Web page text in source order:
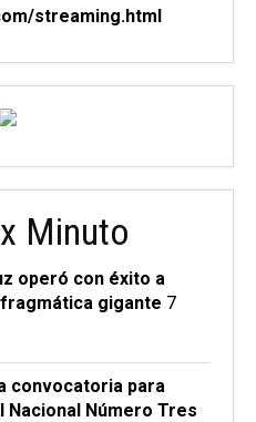
Minuto
operó con éxito a
gigante 7
convocatoria para
Número Tres